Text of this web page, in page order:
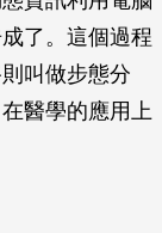
了。這個過程
叫做步態分
醫學的應用上